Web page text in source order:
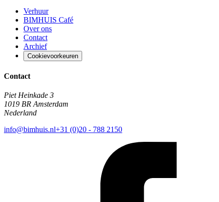
Verhuur
BIMHUIS Café
Over ons
Contact
Archief
Cookievoorkeuren
Contact
Piet Heinkade 3
1019 BR Amsterdam
Nederland
info@bimhuis.nl+31 (0)20 - 788 2150